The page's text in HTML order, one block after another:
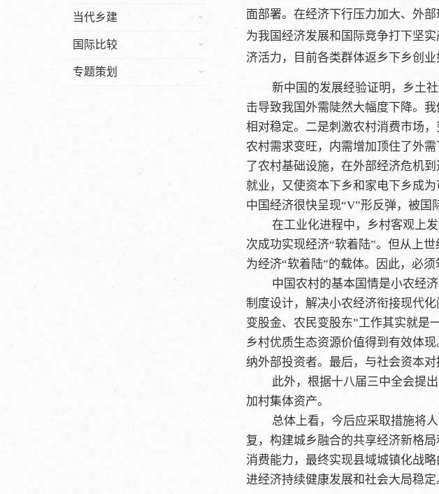
当代乡建
国际比较
专题策划
面部署。在经济下行压力加大、外
为我国经济发展和国际竞争打下坚
济活力，目前各类群体返乡下乡创
新中国的发展经验证明，乡土
击导致我国外需陡然大幅度下降。
相对稳定。二是刺激农村消费市场
农村需求变旺，内需增加顶住了外
了农村基础设施，在外部经济危机
就业，又使资本下乡和家电下乡成
中国经济很快呈现“V”形反弹，被国
在工业化进程中，乡村客观上
次成功实现经济“软着陆”。但从上
为经济“软着陆”的载体。因此，必
中国农村的基本国情是小农经
制度设计，解决小农经济衔接现代
变股金、农民变股东”工作其实就是
乡村优质生态资源价值得到有效体
纳外部投资者。最后，与社会资本对
此外，根据十八届三中全会提
加村集体资产。
总体上看，今后应采取措施将
复，构建城乡融合的共享经济新格
消费能力，最终实现县域城镇化战
进经济持续健康发展和社会大局稳定